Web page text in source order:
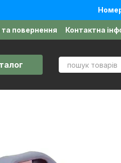
та повернення Контактна
про магазин Договір